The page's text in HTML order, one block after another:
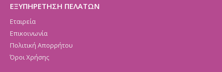
ΕΞΥΠΗΡΕΤΗΣΗ ΠΕΛΑΤΩΝ
Εταιρεία
Επικοινωνία
Πολιτική Απορρήτου
Όροι Χρήσης